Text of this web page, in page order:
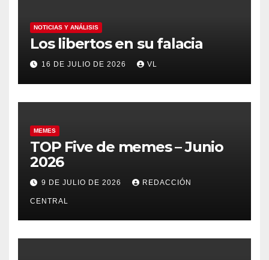
NOTICIAS Y ANÁLISIS
Los libertos en su falacia
16 DE JULIO DE 2026 VL
MEMES
TOP Five de memes – Junio
2026
9 DE JULIO DE 2026 REDACCIÓN
CENTRAL